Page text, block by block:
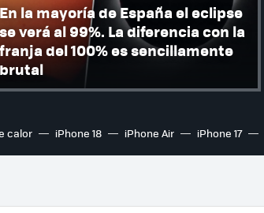
En la mayoría de España el eclipse
se verá al 99%. La diferencia con la
franja del 100% es sencillamente
brutal
calor iPhone 18 iPhone Air iPhone 17